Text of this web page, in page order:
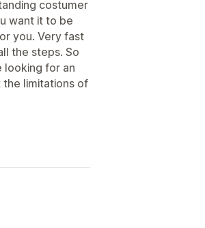
costumer
want it to be
you. Very fast
the steps. So
looking for an
limitations of